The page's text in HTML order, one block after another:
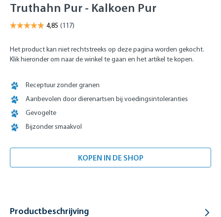
Truthahn Pur - Kalkoen Pur
Het product kan niet rechtstreeks op deze pagina worden gekocht.
Klik hieronder om naar de winkel te gaan en het artikel te kopen.
Receptuur zonder granen
Aanbevolen door dierenartsen bij voedingsintoleranties
Gevogelte
Bijzonder smaakvol
KOPEN IN DE SHOP
Productbeschrijving